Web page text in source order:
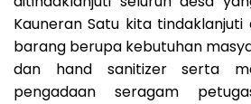
Kauneran Satu kita
barang berupa kebutuhan
dan hand sanitizer serta
pengadaan seragam